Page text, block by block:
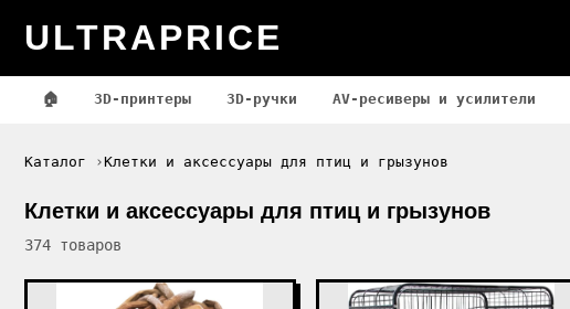
ULTRAPRICE
🏠 3D-принтеры 3D-ручки AV-ресиверы и усилители
Каталог Клетки и аксессуары для птиц и грызунов
Клетки и аксессуары для птиц и грызунов
374 товаров